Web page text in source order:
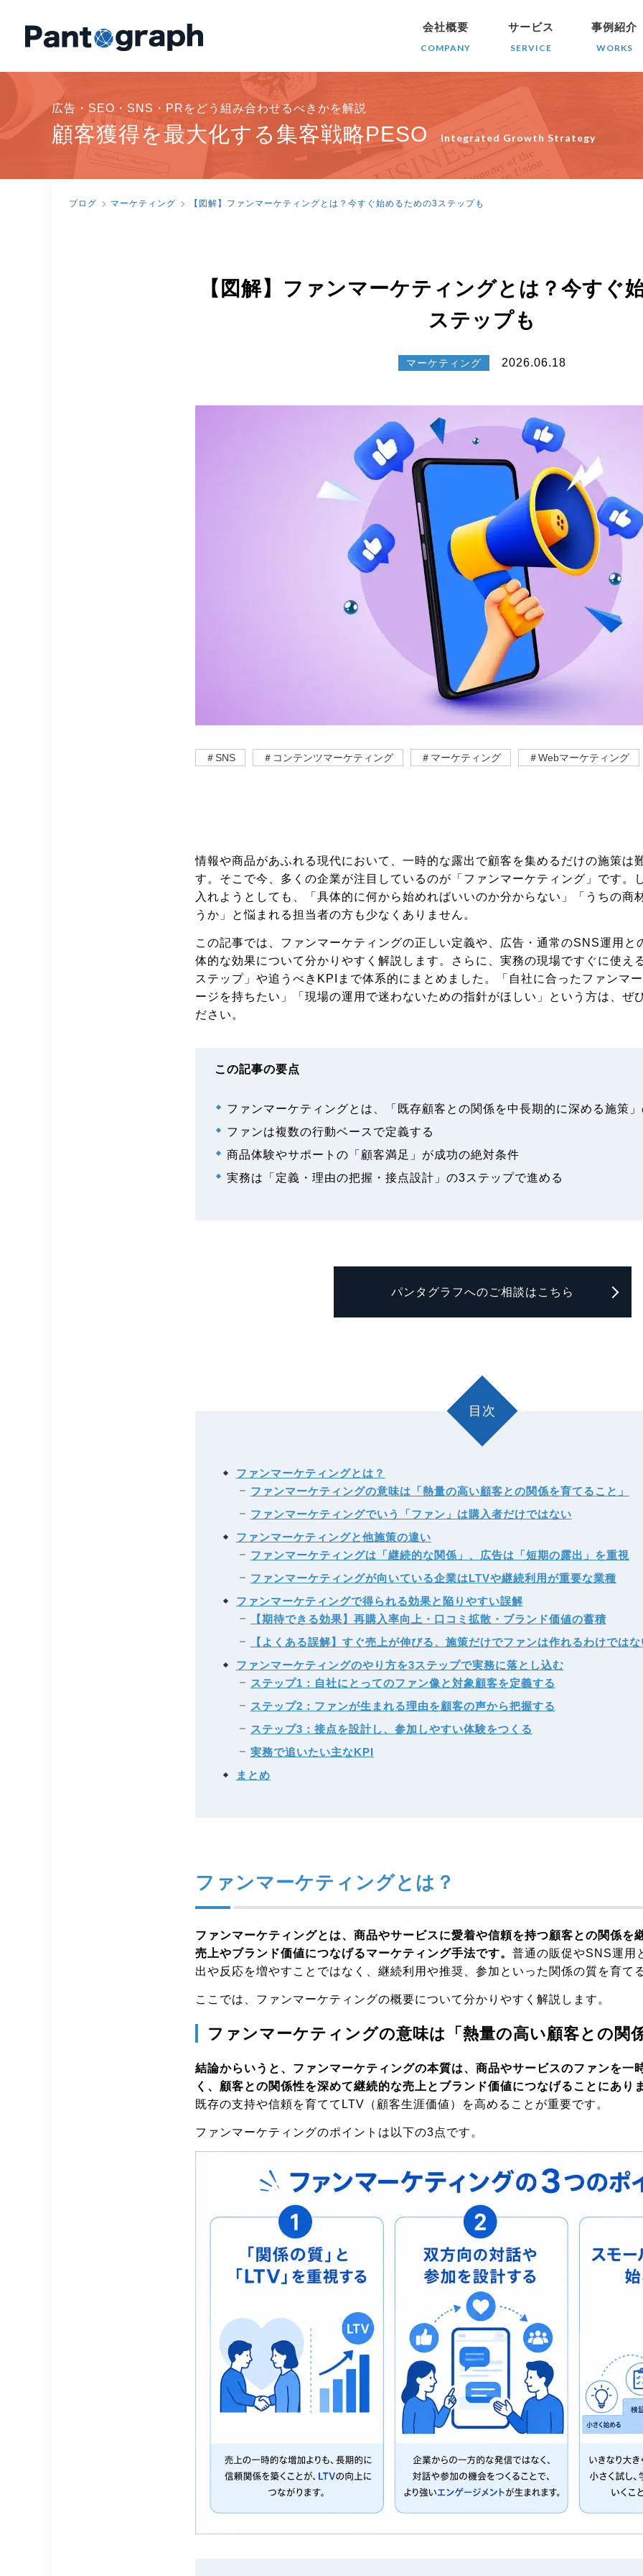
会社概要
COMPANY
サービス
SERVICE
事例紹介
WORKS
広告・SEO・SNS・PRをどう組み合わせるべきかを解説
顧客獲得を最大化する集客戦略PESO Integrated Growth Strategy
ブログ マーケティング 【図解】ファンマーケティングとは？今すぐ始めるための3ステップも
【図解】ファンマーケティングとは？今すぐ
ステップも
マーケティング 2026.06.18
＃SNS ＃コンテンツマーケティング ＃マーケティング ＃Webマーケティング
情報や商品があふれる現代において、一時的な露出で顧客を集めるだけの施策は
す。そこで今、多くの企業が注目しているのが「ファンマーケティング」です。
入れようとしても、「具体的に何から始めればいいのか分からない」「うちの商
うか」と悩まれる担当者の方も少なくありません。
この記事では、ファンマーケティングの正しい定義や、広告・通常のSNS運用と
体的な効果について分かりやすく解説します。さらに、実務の現場ですぐに使え
ステップ」や追うべきKPIまで体系的にまとめました。「自社に合ったファンマ
ージを持ちたい」「現場の運用で迷わないための指針がほしい」という方は、ぜ
ださい。
この記事の要点
ファンマーケティングとは、「既存顧客との関係を中長期的に深める施策
ファンは複数の行動ベースで定義する
商品体験やサポートの「顧客満足」が成功の絶対条件
実務は「定義・理由の把握・接点設計」の3ステップで進める
パンタグラフへのご相談はこちら
目次
ファンマーケティングとは？
ファンマーケティングの意味は「熱量の高い顧客との関係を育てること」
ファンマーケティングでいう「ファン」は購入者だけではない
ファンマーケティングと他施策の違い
ファンマーケティングは「継続的な関係」、広告は「短期の露出」を重視
ファンマーケティングが向いている企業はLTVや継続利用が重要な業種
ファンマーケティングで得られる効果と陥りやすい誤解
【期待できる効果】再購入率向上・口コミ拡散・ブランド価値の蓄積
【よくある誤解】すぐ売上が伸びる、施策だけでファンは作れるわけではな
ファンマーケティングのやり方を3ステップで実務に落とし込む
ステップ1：自社にとってのファン像と対象顧客を定義する
ステップ2：ファンが生まれる理由を顧客の声から把握する
ステップ3：接点を設計し、参加しやすい体験をつくる
実務で追いたい主なKPI
まとめ
ファンマーケティングとは？
ファンマーケティングとは、商品やサービスに愛着や信頼を持つ顧客との関係を
売上やブランド価値につなげるマーケティング手法です。 普通の販促やSNS運用
出や反応を増やすことではなく、継続利用や推奨、参加といった関係の質を育て
ここでは、ファンマーケティングの概要について分かりやすく解説します。
ファンマーケティングの意味は「熱量の高い顧客との関
結論からいうと、ファンマーケティングの本質は、商品やサービスのファンを一
く、顧客との関係性を深めて継続的な売上とブランド価値につなげることにあり
既存の支持や信頼を育ててLTV（顧客生涯価値）を高めることが重要です。
ファンマーケティングのポイントは以下の3点です。